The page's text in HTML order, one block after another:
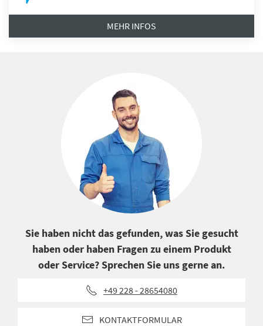
MEHR INFOS
Sie haben nicht das gefunden, was Sie gesucht
haben oder haben Fragen zu einem Produkt
oder Service? Sprechen Sie uns gerne an.
+49 228 - 28654080
KONTAKTFORMULAR